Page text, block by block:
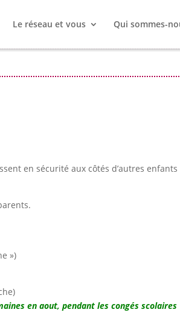
Le réseau et vous Qui sommes-
en sécurité aux côtés d’autres enfants
»)
en aout, pendant les congés scolaires